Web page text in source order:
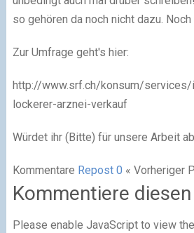
so gehören da noch nicht dazu. Noch
Zur Umfrage geht's hier:
http://www.srf.ch/konsum/
lockerer-arznei-verkauf
Würdet ihr (Bitte) für unsere Arbeit
Kommentare Repost 0 « Vorheriger
Kommentiere
Please enable JavaScript to view the